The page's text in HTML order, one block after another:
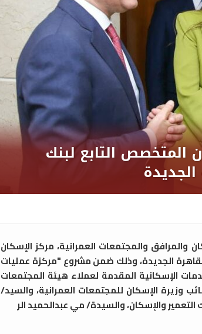
والمرافق والمجتمعات العمرانية، مركز الإسكان
الجديدة، وذلك ضمن مشروع "مركزة عمليات
الإسكانية المقدمة لعملاء هيئة المجتمعات
وزيرة الإسكان للمجتمعات العمرانية، والسيد/
والإسكان، والسيدة/ مي عبدالحميد الر